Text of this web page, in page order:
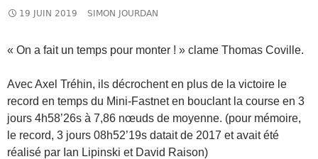
19 JUIN 2019 SIMON JOURDAN
« On a fait un temps pour monter ! » clame Thomas Coville.
Avec Axel Tréhin, ils décrochent en plus de la victoire le
record en temps du Mini-Fastnet en bouclant la course en 3
jours 4h58’26s à 7,86 nœuds de moyenne. (pour mémoire,
le record, 3 jours 08h52’19s datait de 2017 et avait été
réalisé par Ian Lipinski et David Raison)